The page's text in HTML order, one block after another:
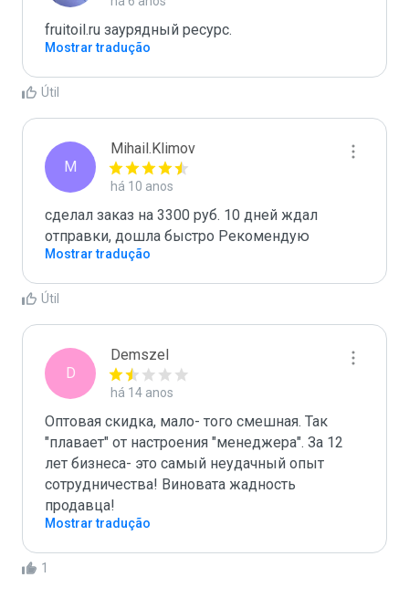
fruitoil.ru заурядный ресурс.
Mostrar tradução
Útil
M
Mihail.Klimov
há 10 anos
сделал заказ на 3300 руб. 10 дней ждал
отправки, дошла быстро Рекомендую
Mostrar tradução
Útil
D
Demszel
há 14 anos
Оптовая скидка, мало- того смешная. Так
"плавает" от настроения "менеджера". За 12
лет бизнеса- это самый неудачный опыт
сотрудничества! Виновата жадность
продавца!
Mostrar tradução
1